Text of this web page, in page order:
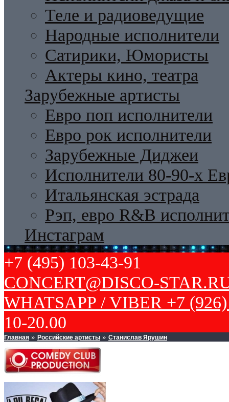
Теле и радиоведущие
Народные исполнители
Сатирики, Юмористы
Актеры кино, театра
Зарубежные артисты
Евро поп исполнители
Евро рок исполнители
Зарубежные Диджеи
Исполнители 80-90-х
Итальянская эстрада
Рэп, евро R&B
Инстаграм
+7 (495) 103-43-91
CONCERT@DISCO-
WHATSAPP / VIBER +7
10-20.00
Главная » Российские артисты » Станислав Ярушин